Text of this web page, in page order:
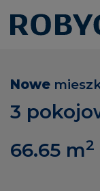
Nowe
3
66.65 m2